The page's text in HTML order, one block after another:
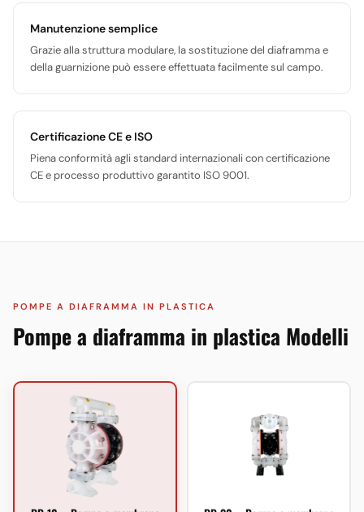
Manutenzione semplice
Grazie alla struttura modulare, la sostituzione del diaframma e
della guarnizione può essere effettuata facilmente sul campo.
Certificazione CE e ISO
Piena conformità agli standard internazionali con certificazione
CE e processo produttivo garantito ISO 9001.
POMPE A DIAFRAMMA IN PLASTICA
Pompe a diaframma in plastica Modelli